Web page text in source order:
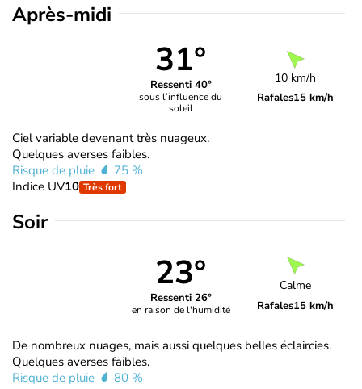
Après-midi
31°
Ressenti 40°
sous l’influence du
soleil
10 km/h
Rafales15 km/h
Ciel variable devenant très nuageux.
Quelques averses faibles.
Risque de pluie
75 %
Indice UV10 Très fort
Soir
23°
Ressenti 26°
en raison de l'humidité
Calme
Rafales15 km/h
De nombreux nuages, mais aussi quelques belles éclaircies.
Quelques averses faibles.
Risque de pluie
80 %